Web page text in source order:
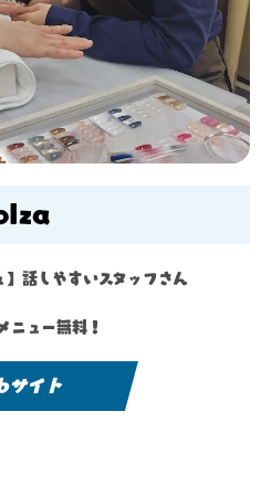
】話しやすいスタッフさん
ニュー無料！
サイト